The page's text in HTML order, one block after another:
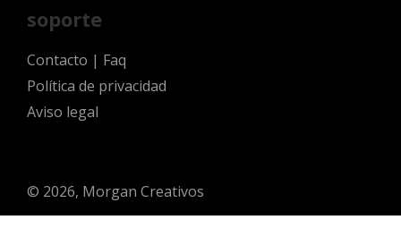
soporte
Contacto | Faq
Política de privacidad
Aviso legal
© 2026, Morgan Creativos